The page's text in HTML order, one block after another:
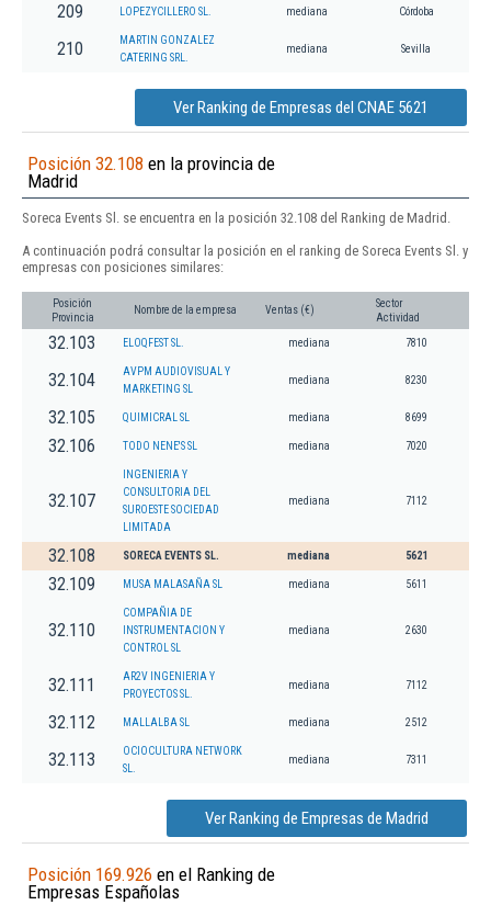
209 LOPEZYCILLERO SL. mediana Córdoba
210
MARTIN GONZALEZ
CATERING SRL.
mediana Sevilla
Ver Ranking de Empresas del CNAE 5621
Posición 32.108 en la provincia de
Madrid
Soreca Events Sl. se encuentra en la posición 32.108 del Ranking de Madrid.
A continuación podrá consultar la posición en el ranking de Soreca Events Sl. y
empresas con posiciones similares:
Posición
Provincia
Nombre de la empresa Ventas (€)
Sector
Actividad
32.103 ELOQFEST SL. mediana 7810
32.104
AVPM AUDIOVISUAL Y
MARKETING SL
mediana 8230
32.105 QUIMICRAL SL mediana 8699
32.106 TODO NENE'S SL mediana 7020
32.107
INGENIERIA Y
CONSULTORIA DEL
SUROESTE SOCIEDAD
LIMITADA
mediana 7112
32.108 SORECA EVENTS SL. mediana 5621
32.109 MUSA MALASAÑA SL mediana 5611
32.110
COMPAÑIA DE
INSTRUMENTACION Y
CONTROL SL
mediana 2630
32.111
AR2V INGENIERIA Y
PROYECTOS SL.
mediana 7112
32.112 MALLALBA SL mediana 2512
32.113
OCIOCULTURA NETWORK
SL.
mediana 7311
Ver Ranking de Empresas de Madrid
Posición 169.926 en el Ranking de
Empresas Españolas